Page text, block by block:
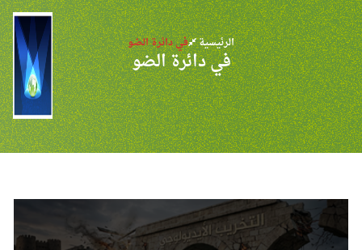
الرئيسية في دائرة الضو
في دائرة الضو